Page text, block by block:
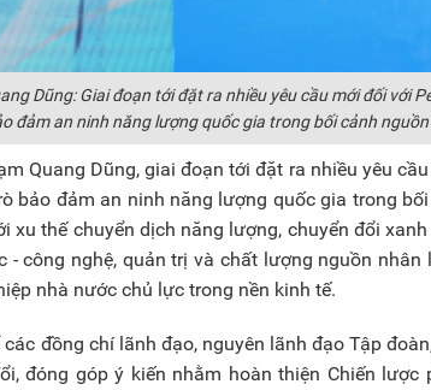
Dũng: Giai đoạn tới đặt ra nhiều yêu cầu mới đối với
đảm an ninh năng lượng quốc gia trong bối cảnh
Quang Dũng, giai đoạn tới đặt ra nhiều yêu
bảo đảm an ninh năng lượng quốc gia trong
xu thế chuyển dịch năng lượng, chuyển đổi
- công nghệ, quản trị và chất lượng nguồn
nhà nước chủ lực trong nền kinh tế.
đồng chí lãnh đạo, nguyên lãnh đạo Tập
đóng góp ý kiến nhằm hoàn thiện Chiến lược